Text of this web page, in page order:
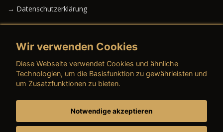
→ Datenschutzerklärung
→ AGB (Gebrauchtwagen)
→ AGB (Teile & Zubehör)
Wir verwenden Cookies
Diese Webseite verwendet Cookies und ähnliche
Technologien, um die Basisfunktion zu gewährleisten und
um Zusatzfunktionen zu bieten.
Notwendige akzeptieren